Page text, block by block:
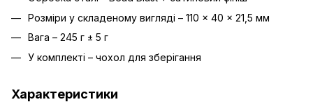
Розміри у складеному вигляді – 110 × 40 × 21,5 мм
Вага – 245 г ± 5 г
У комплекті – чохол для зберігання
Характеристики